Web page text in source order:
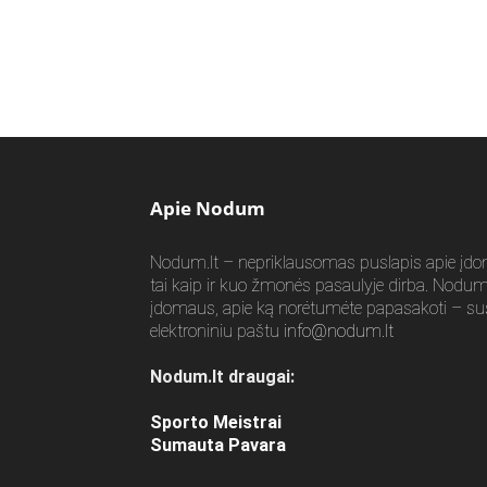
Apie Nodum
Nodum.lt – nepriklausomas puslapis apie
tai kaip ir kuo žmonės pasaulyje dirba.
įdomaus, apie ką norėtumėte papasakoti –
elektroniniu paštu info@nodum.lt
Nodum.lt draugai:
Sporto Meistrai
Sumauta Pavara